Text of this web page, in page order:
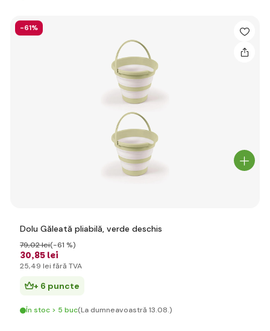
-61%
Dolu Găleată pliabilă, verde deschis
30,85 lei
79,02 lei(-61 %)
25,49 lei fără TVA
+ 6 puncte
În stoc > 5 buc(La dumneavoastră 13.08.)